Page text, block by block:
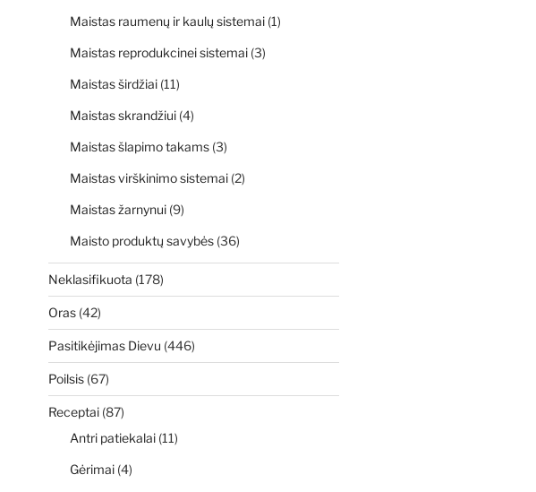
Maistas raumenų ir kaulų sistemai(1)
Maistas reprodukcinei sistemai(3)
Maistas širdžiai(11)
Maistas skrandžiui(4)
Maistas šlapimo takams(3)
Maistas virškinimo sistemai(2)
Maistas žarnynui(9)
Maisto produktų savybės(36)
Neklasifikuota (178)
Oras(42)
Pasitikėjimas Dievu (446)
Poilsis(67)
Receptai(87)
Antri patiekalai(11)
Gėrimai(4)